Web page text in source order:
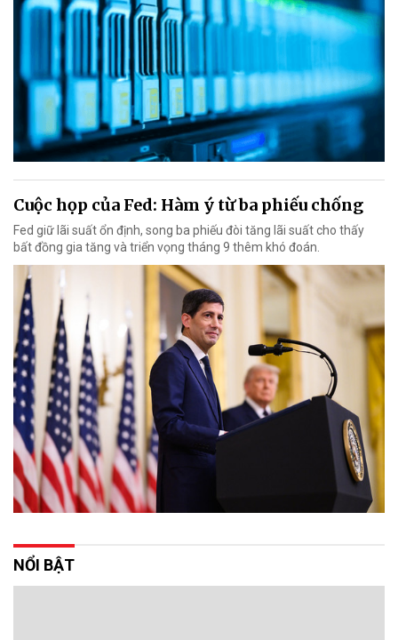
Cuộc họp của Fed: Hàm ý từ ba phiếu chống
Fed giữ lãi suất ổn định, song ba phiếu đòi tăng lãi suất cho thấy
bất đồng gia tăng và triển vọng tháng 9 thêm khó đoán.
NỔI BẬT